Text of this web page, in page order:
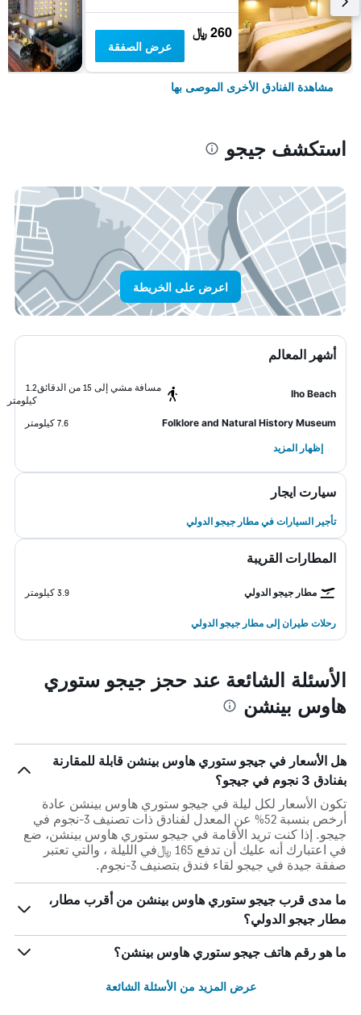
260 ﷼
عرض الصفقة
مشاهدة الفنادق الأخرى الموصى بها
استكشف جيجو
اعرض على الخريطة
أشهر المعالم
Iho Beach
مسافة مشي إلى 15 من الدقائق
1.2
كيلومتر
Folklore and Natural History Museum
7.6 كيلومتر
إظهار المزيد
سيارت ايجار
تأجير السيارات في مطار جيجو الدولي
المطارات القريبة
مطار جيجو الدولي 3.9 كيلومتر
رحلات طيران إلى مطار جيجو الدولي
الأسئلة الشائعة عند حجز جيجو ستوري
هاوس بينشن
هل الأسعار في جيجو ستوري هاوس بينشن قابلة للمقارنة
بفنادق 3 نجوم في جيجو؟
تكون الأسعار لكل ليلة في جيجو ستوري هاوس بينشن عادة
أرخص بنسبة 52% عن المعدل لفنادق ذات تصنيف 3-نجوم في
جيجو. إذا كنت تريد الأقامة في جيجو ستوري هاوس بينشن، ضع
في اعتبارك أنه عليك أن تدفع 165 ﷼في الليلة ، والتي تعتبر
صفقة جيدة في جيجو لقاء فندق بتصنيف 3-نجوم.
ما مدى قرب جيجو ستوري هاوس بينشن من أقرب مطار،
مطار جيجو الدولي؟
ما هو رقم هاتف جيجو ستوري هاوس بينشن؟
عرض المزيد من الأسئلة الشائعة